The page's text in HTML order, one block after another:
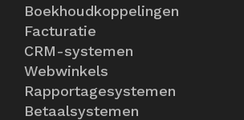
Boekhoudkoppelingen
Facturatie
CRM-systemen
Webwinkels
Rapportagesystemen
Betaalsystemen